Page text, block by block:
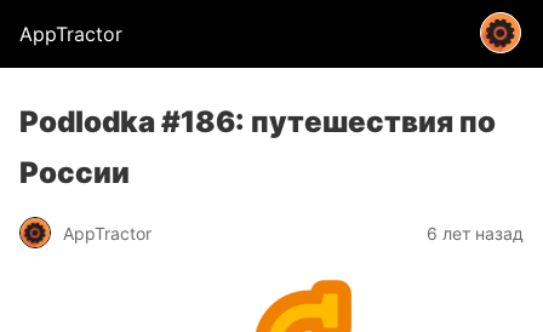
AppTractor
Podlodka #186: путешествия по
России
AppTractor 6 лет назад